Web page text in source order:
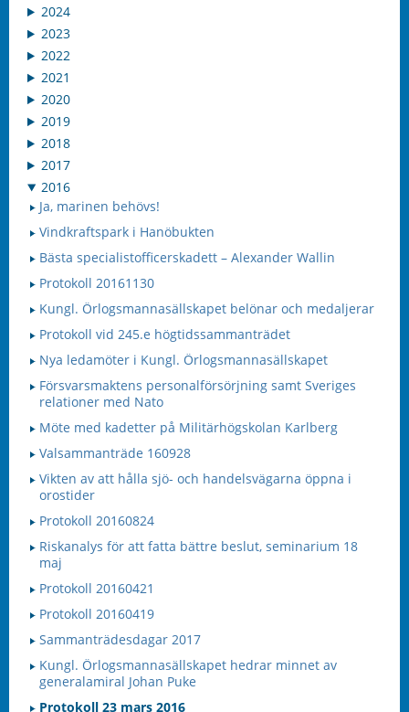
2024
2023
2022
2021
2020
2019
2018
2017
2016
Ja, marinen behövs!
Vindkraftspark i Hanöbukten
Bästa specialistofficerskadett – Alexander Wallin
Protokoll 20161130
Kungl. Örlogsmannasällskapet belönar och medaljerar
Protokoll vid 245.e högtidssammanträdet
Nya ledamöter i Kungl. Örlogsmannasällskapet
Försvarsmaktens personalförsörjning samt Sveriges
relationer med Nato
Möte med kadetter på Militärhögskolan Karlberg
Valsammanträde 160928
Vikten av att hålla sjö- och handelsvägarna öppna i
orostider
Protokoll 20160824
Riskanalys för att fatta bättre beslut, seminarium 18
maj
Protokoll 20160421
Protokoll 20160419
Sammanträdesdagar 2017
Kungl. Örlogsmannasällskapet hedrar minnet av
generalamiral Johan Puke
Protokoll 23 mars 2016